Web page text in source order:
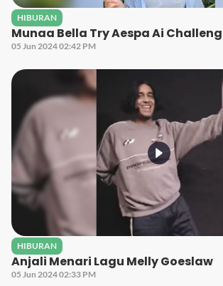
HIBURAN
Munaa Bella Try Aespa Ai
05 Jun 2024 02:42 PM
HIBURAN
Anjali Menari Lagu Melly Goeslaw
05 Jun 2024 02:33 PM